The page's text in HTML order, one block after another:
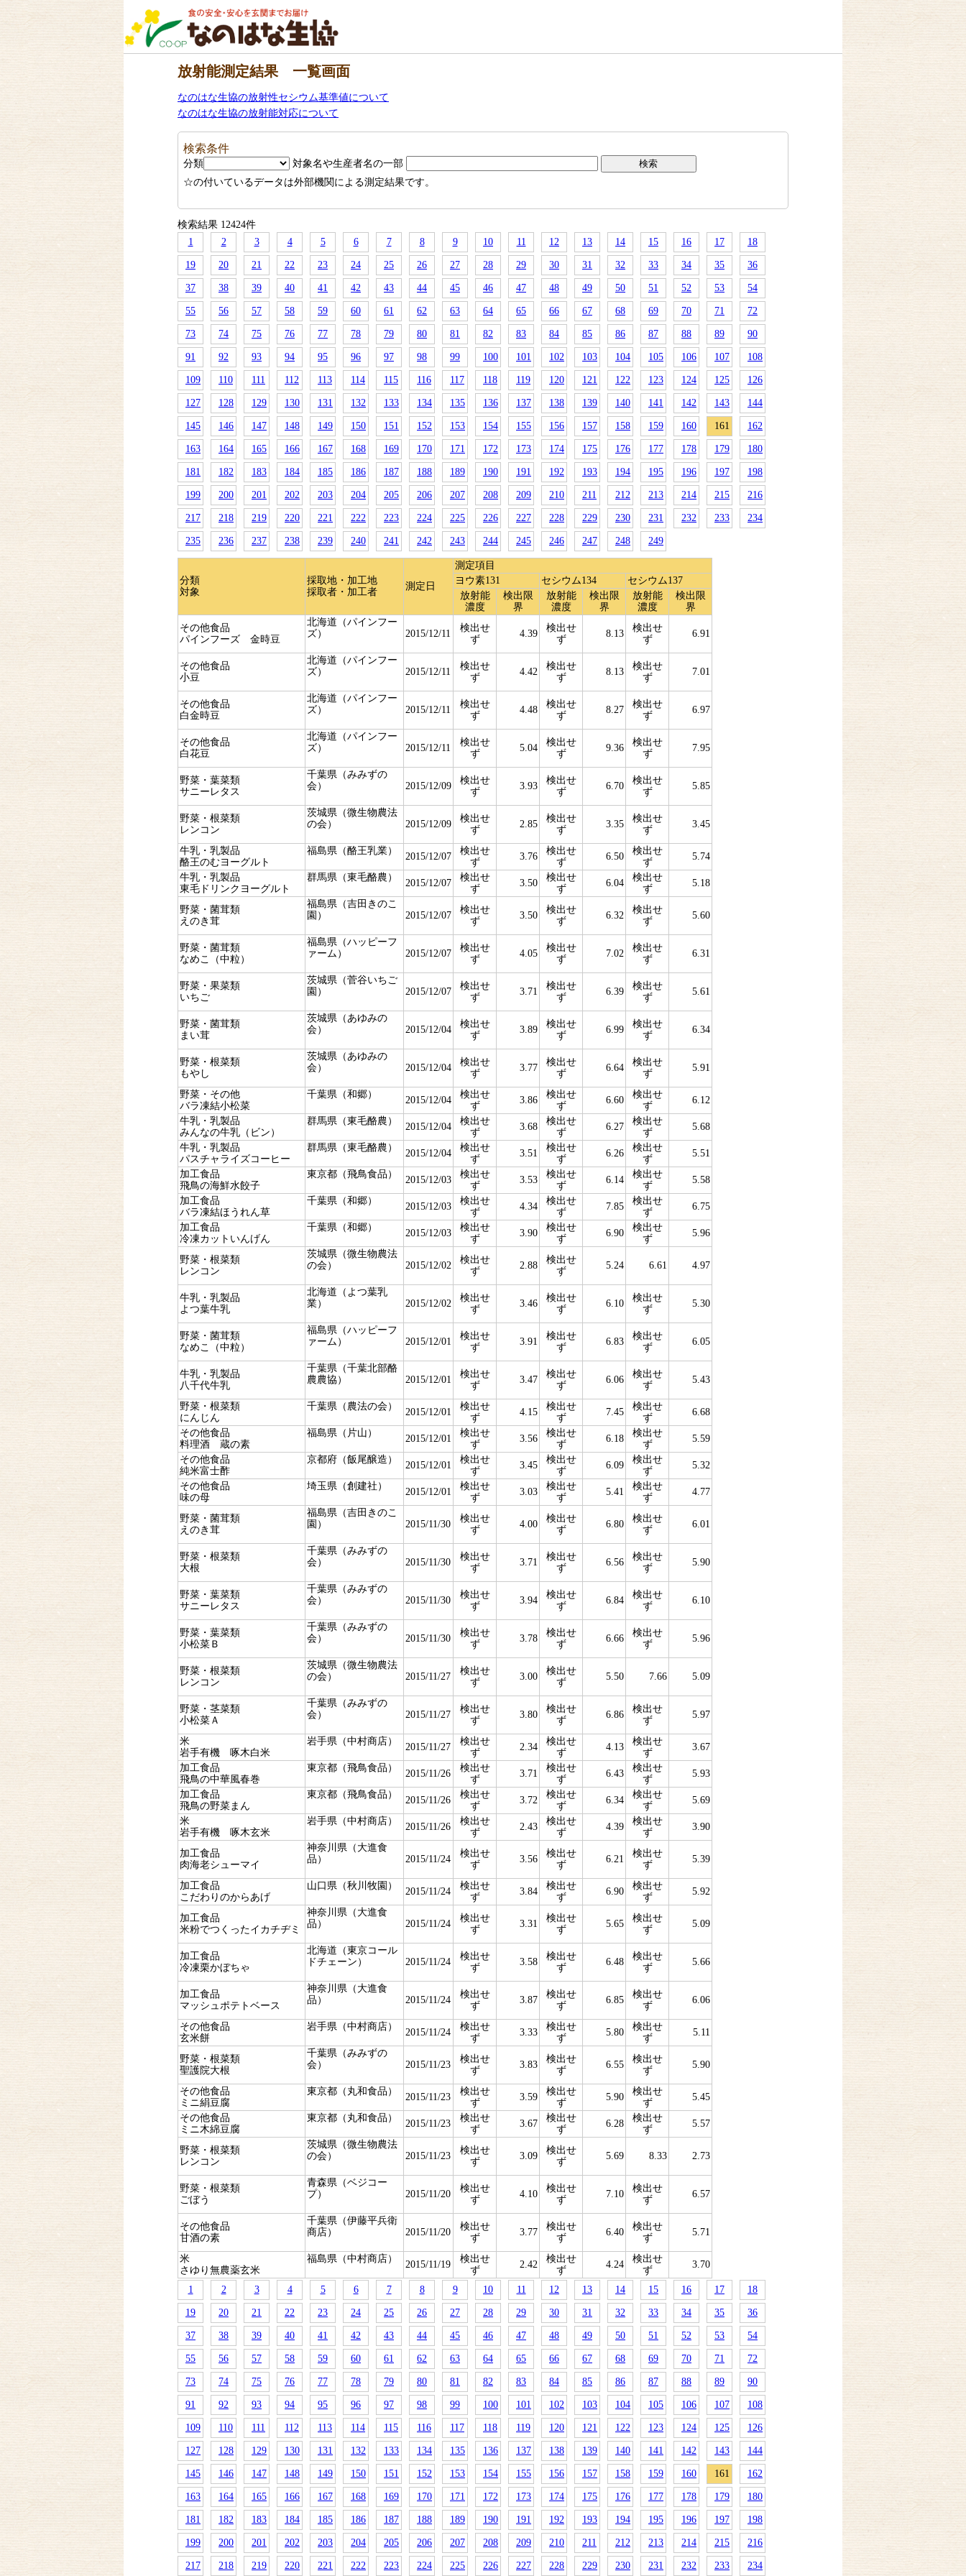
放射能測定結果 一覧画面
なのはな生協の放射性セシウム基準値について
なのはな生協の放射能対応について
検索条件
分類
対象名や生産者名の一部
☆の付いているデータは外部機関による測定結果です。
検索結果 12424件
1
2 3 4 5 6 7 8 9 10 11 12 13 14 15 16 17 18
19 20 21 22 23 24 25 26 27 28 29 30 31 32 33 34 35 36
37 38 39 40 41 42 43 44 45 46 47 48 49 50 51 52 53 54
55 56 57 58 59 60 61 62 63 64 65 66 67 68 69 70 71 72
73 74 75 76 77 78 79 80 81 82 83 84 85 86 87 88 89 90
91 92 93 94 95 96 97 98 99 100 101 102 103 104 105 106 107 108
109 110 111 112 113 114 115 116 117 118 119 120 121 122 123 124 125 126
127 128 129 130 131 132 133 134 135 136 137 138 139 140 141 142 143 144
145 146 147 148 149 150 151 152 153 154 155 156 157 158 159 160 161 162
163 164 165 166 167 168 169 170 171 172 173 174 175 176 177 178 179 180
181 182 183 184 185 186 187 188 189 190 191 192 193 194 195 196 197 198
199 200 201 202 203 204 205 206 207 208 209 210 211 212 213 214 215 216
217 218 219 220 221 222 223 224 225 226 227 228 229 230 231 232 233 234
235 236 237 238 239 240 241 242 243 244 245 246 247 248 249
分類
対象
採取地・加工地
採取者・加工者
測定日
測定項目
ヨウ素131
セシウム134
セシウム137
放射能
濃度
検出限
界
放射能
濃度
検出限
界
放射能
濃度
検出限
界
その他食品
パインフーズ 金時豆
北海道（パインフー
ズ）
2015/12/11
検出せ
ず
4.39
検出せ
ず
8.13
検出せ
ず
6.91
その他食品
小豆
北海道（パインフー
ズ）
2015/12/11
検出せ
ず
4.42
検出せ
ず
8.13
検出せ
ず
7.01
その他食品
白金時豆
北海道（パインフー
ズ）
2015/12/11
検出せ
ず
4.48
検出せ
ず
8.27
検出せ
ず
6.97
その他食品
白花豆
北海道（パインフー
ズ）
2015/12/11
検出せ
ず
5.04
検出せ
ず
9.36
検出せ
ず
7.95
野菜・葉菜類
サニーレタス
千葉県（みみずの
会）
2015/12/09
検出せ
ず
3.93
検出せ
ず
6.70
検出せ
ず
5.85
野菜・根菜類
レンコン
茨城県（微生物農法
の会）
2015/12/09
検出せ
ず
2.85
検出せ
ず
3.35
検出せ
ず
3.45
牛乳・乳製品
酪王のむヨーグルト
福島県（酪王乳業）
2015/12/07
検出せ
ず
3.76
検出せ
ず
6.50
検出せ
ず
5.74
牛乳・乳製品
東毛ドリンクヨーグルト
群馬県（東毛酪農）
2015/12/07
検出せ
ず
3.50
検出せ
ず
6.04
検出せ
ず
5.18
野菜・菌茸類
えのき茸
福島県（吉田きのこ
園）
2015/12/07
検出せ
ず
3.50
検出せ
ず
6.32
検出せ
ず
5.60
野菜・菌茸類
なめこ（中粒）
福島県（ハッピーフ
ァーム）
2015/12/07
検出せ
ず
4.05
検出せ
ず
7.02
検出せ
ず
6.31
野菜・果菜類
いちご
茨城県（菅谷いちご
園）
2015/12/07
検出せ
ず
3.71
検出せ
ず
6.39
検出せ
ず
5.61
野菜・菌茸類
まい茸
茨城県（あゆみの
会）
2015/12/04
検出せ
ず
3.89
検出せ
ず
6.99
検出せ
ず
6.34
野菜・根菜類
もやし
茨城県（あゆみの
会）
2015/12/04
検出せ
ず
3.77
検出せ
ず
6.64
検出せ
ず
5.91
野菜・その他
バラ凍結小松菜
千葉県（和郷）
2015/12/04
検出せ
ず
3.86
検出せ
ず
6.60
検出せ
ず
6.12
牛乳・乳製品
みんなの牛乳（ビン）
群馬県（東毛酪農）
2015/12/04
検出せ
ず
3.68
検出せ
ず
6.27
検出せ
ず
5.68
牛乳・乳製品
パスチャライズコーヒー
群馬県（東毛酪農）
2015/12/04
検出せ
ず
3.51
検出せ
ず
6.26
検出せ
ず
5.51
加工食品
飛鳥の海鮮水餃子
東京都（飛鳥食品）
2015/12/03
検出せ
ず
3.53
検出せ
ず
6.14
検出せ
ず
5.58
加工食品
バラ凍結ほうれん草
千葉県（和郷）
2015/12/03
検出せ
ず
4.34
検出せ
ず
7.85
検出せ
ず
6.75
加工食品
冷凍カットいんげん
千葉県（和郷）
2015/12/03
検出せ
ず
3.90
検出せ
ず
6.90
検出せ
ず
5.96
野菜・根菜類
レンコン
茨城県（微生物農法
の会）
2015/12/02
検出せ
ず
2.88
検出せ
ず
5.24 6.61 4.97
牛乳・乳製品
よつ葉牛乳
北海道（よつ葉乳
業）
2015/12/02
検出せ
ず
3.46
検出せ
ず
6.10
検出せ
ず
5.30
野菜・菌茸類
なめこ（中粒）
福島県（ハッピーフ
ァーム）
2015/12/01
検出せ
ず
3.91
検出せ
ず
6.83
検出せ
ず
6.05
牛乳・乳製品
八千代牛乳
千葉県（千葉北部酪
農農協）
2015/12/01
検出せ
ず
3.47
検出せ
ず
6.06
検出せ
ず
5.43
野菜・根菜類
にんじん
千葉県（農法の会）
2015/12/01
検出せ
ず
4.15
検出せ
ず
7.45
検出せ
ず
6.68
その他食品
料理酒 蔵の素
福島県（片山）
2015/12/01
検出せ
ず
3.56
検出せ
ず
6.18
検出せ
ず
5.59
その他食品
純米富士酢
京都府（飯尾醸造）
2015/12/01
検出せ
ず
3.45
検出せ
ず
6.09
検出せ
ず
5.32
その他食品
味の母
埼玉県（創建社）
2015/12/01
検出せ
ず
3.03
検出せ
ず
5.41
検出せ
ず
4.77
野菜・菌茸類
えのき茸
福島県（吉田きのこ
園）
2015/11/30
検出せ
ず
4.00
検出せ
ず
6.80
検出せ
ず
6.01
野菜・根菜類
大根
千葉県（みみずの
会）
2015/11/30
検出せ
ず
3.71
検出せ
ず
6.56
検出せ
ず
5.90
野菜・葉菜類
サニーレタス
千葉県（みみずの
会）
2015/11/30
検出せ
ず
3.94
検出せ
ず
6.84
検出せ
ず
6.10
野菜・葉菜類
小松菜Ｂ
千葉県（みみずの
会）
2015/11/30
検出せ
ず
3.78
検出せ
ず
6.66
検出せ
ず
5.96
野菜・根菜類
レンコン
茨城県（微生物農法
の会）
2015/11/27
検出せ
ず
3.00
検出せ
ず
5.50 7.66 5.09
野菜・茎菜類
小松菜Ａ
千葉県（みみずの
会）
2015/11/27
検出せ
ず
3.80
検出せ
ず
6.86
検出せ
ず
5.97
米
岩手有機 啄木白米
岩手県（中村商店）
2015/11/27
検出せ
ず
2.34
検出せ
ず
4.13
検出せ
ず
3.67
加工食品
飛鳥の中華風春巻
東京都（飛鳥食品）
2015/11/26
検出せ
ず
3.71
検出せ
ず
6.43
検出せ
ず
5.93
加工食品
飛鳥の野菜まん
東京都（飛鳥食品）
2015/11/26
検出せ
ず
3.72
検出せ
ず
6.34
検出せ
ず
5.69
米
岩手有機 啄木玄米
岩手県（中村商店）
2015/11/26
検出せ
ず
2.43
検出せ
ず
4.39
検出せ
ず
3.90
加工食品
肉海老シューマイ
神奈川県（大進食
品）
2015/11/24
検出せ
ず
3.56
検出せ
ず
6.21
検出せ
ず
5.39
加工食品
こだわりのからあげ
山口県（秋川牧園）
2015/11/24
検出せ
ず
3.84
検出せ
ず
6.90
検出せ
ず
5.92
加工食品
米粉でつくったイカチヂミ
神奈川県（大進食
品）
2015/11/24
検出せ
ず
3.31
検出せ
ず
5.65
検出せ
ず
5.09
加工食品
冷凍栗かぼちゃ
北海道（東京コール
ドチェーン）
2015/11/24
検出せ
ず
3.58
検出せ
ず
6.48
検出せ
ず
5.66
加工食品
マッシュポテトベース
神奈川県（大進食
品）
2015/11/24
検出せ
ず
3.87
検出せ
ず
6.85
検出せ
ず
6.06
その他食品
玄米餅
岩手県（中村商店）
2015/11/24
検出せ
ず
3.33
検出せ
ず
5.80
検出せ
ず
5.11
野菜・根菜類
聖護院大根
千葉県（みみずの
会）
2015/11/23
検出せ
ず
3.83
検出せ
ず
6.55
検出せ
ず
5.90
その他食品
ミニ絹豆腐
東京都（丸和食品）
2015/11/23
検出せ
ず
3.59
検出せ
ず
5.90
検出せ
ず
5.45
その他食品
ミニ木綿豆腐
東京都（丸和食品）
2015/11/23
検出せ
ず
3.67
検出せ
ず
6.28
検出せ
ず
5.57
野菜・根菜類
レンコン
茨城県（微生物農法
の会）
2015/11/23
検出せ
ず
3.09
検出せ
ず
5.69 8.33 2.73
野菜・根菜類
ごぼう
青森県（ベジコー
プ）
2015/11/20
検出せ
ず
4.10
検出せ
ず
7.10
検出せ
ず
6.57
その他食品
甘酒の素
千葉県（伊藤平兵衛
商店）
2015/11/20
検出せ
ず
3.77
検出せ
ず
6.40
検出せ
ず
5.71
米
さゆり無農薬玄米
福島県（中村商店）
2015/11/19
検出せ
ず
2.42
検出せ
ず
4.24
検出せ
ず
3.70
1 2 3 4 5 6 7 8 9 10 11 12 13 14 15 16 17 18
19 20 21 22 23 24 25 26 27 28 29 30 31 32 33 34 35 36
37 38 39 40 41 42 43 44 45 46 47 48 49 50 51 52 53 54
55 56 57 58 59 60 61 62 63 64 65 66 67 68 69 70 71 72
73 74 75 76 77 78 79 80 81 82 83 84 85 86 87 88 89 90
91 92 93 94 95 96 97 98 99 100 101 102 103 104 105 106 107 108
109 110 111 112 113 114 115 116 117 118 119 120 121 122 123 124 125 126
127 128 129 130 131 132 133 134 135 136 137 138 139 140 141 142 143 144
145 146 147 148 149 150 151 152 153 154 155 156 157 158 159 160 161 162
163 164 165 166 167 168 169 170 171 172 173 174 175 176 177 178 179 180
181 182 183 184 185 186 187 188 189 190 191 192 193 194 195 196 197 198
199 200 201 202 203 204 205 206 207 208 209 210 211 212 213 214 215 216
217 218 219 220 221 222 223 224 225 226 227 228 229 230 231 232 233 234